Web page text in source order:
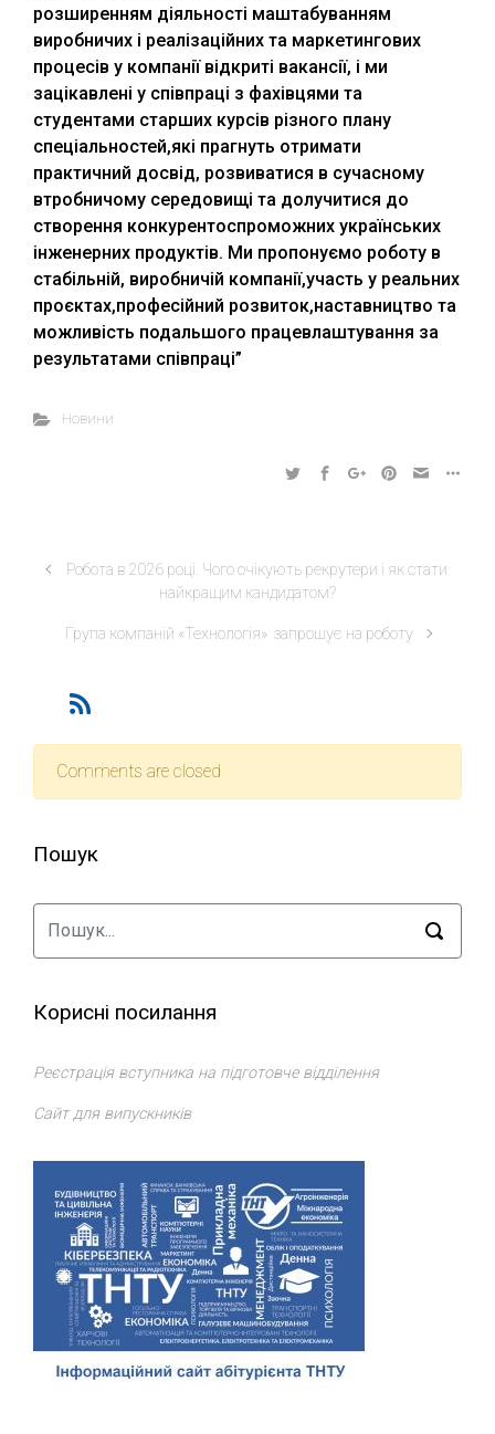
розширенням діяльності маштабуванням
виробничих і реалізаційних та маркетингових
процесів у компанії відкриті вакансії, і ми
зацікавлені у співпраці з фахівцями та
студентами старших курсів різного плану
спеціальностей,які прагнуть отримати
практичний досвід, розвиватися в сучасному
втробничому середовищі та долучитися до
створення конкурентоспроможних українських
інженерних продуктів. Ми пропонуємо роботу в
стабільній, виробничій компанії,участь у реальних
проєктах,професійний розвиток,наставництво та
можливість подальшого працевлаштування за
результатами співпраці”
Новини
Робота в 2026 році. Чого очікують рекрутери і як стати
найкращим кандидатом?
Група компаній «Технологія» запрошує на роботу
Comments are closed
Пошук
Корисні посилання
Реєстрація вступника на підготовче відділення
Сайт для випускників
Відділ доуніверситетської підготовки, профорієнтації та